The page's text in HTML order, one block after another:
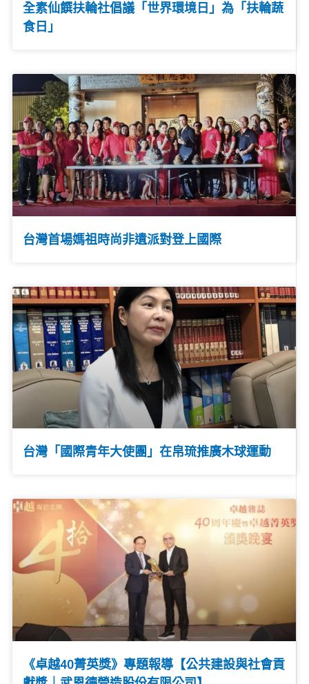
全素仙饌扶輪社倡議「世界環境日」為「扶輪蔬
食日」
台灣首場媽祖時尚非遺派對登上國際
台灣「國際青年大使團」在帛琉推廣木球運動
《卓越40菁英獎》專題報導【公共建設與社會貢